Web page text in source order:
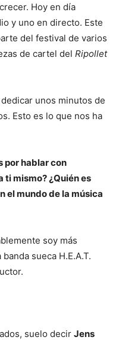
Hoy en día
y uno en directo. Este
del festival de varios
de cartel del Ripollet
unos minutos de
Esto es lo que nos ha
por hablar con
ti mismo? ¿Quién es
el mundo de la música
soy más
sueca H.E.A.T.
suelo decir Jens